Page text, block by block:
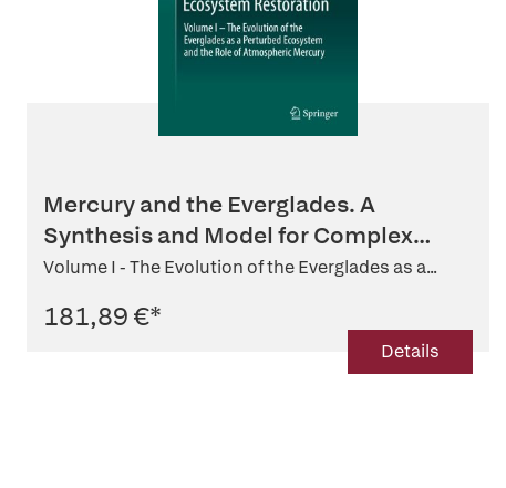
Mercury and the Everglades. A
Synthesis and Model for Complex
Ecosy...
Volume I - The Evolution of the Everglades as a...
181,89 €*
Details